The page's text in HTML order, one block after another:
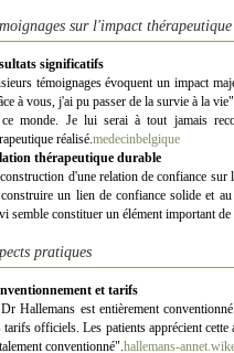
sur l'impact thérapeutique
significatifs
témoignages évoquent un impact
à vous, j'ai pu passer de la survie à la
monde. Je lui serai à tout jamais
réalisé. medecinbelgique
thérapeutique durable
d'une relation de confiance
un lien de confiance solide et
semble constituer un élément important
pratiques
et tarifs
Hallemans est entièrement
tarifs officiels. Les patients apprécient
conventionné". hallemans-